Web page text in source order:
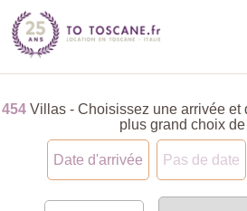
454Villas - Choisissez une arrivée et
plus grand choix
Date d'arrivée Pas de date